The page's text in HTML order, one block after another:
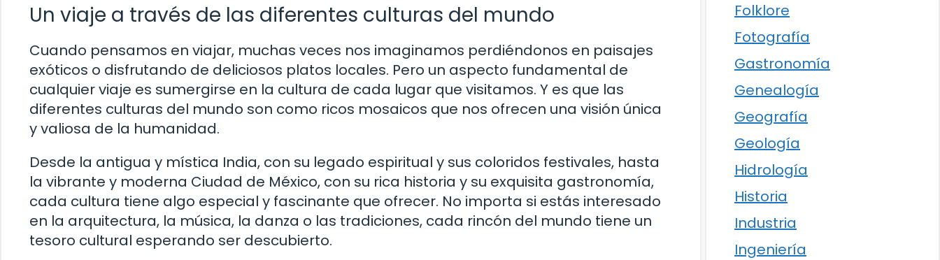
Un viaje a través de las diferentes culturas del mundo
Cuando pensamos en viajar, muchas veces nos imaginamos perdiéndonos en paisajes
exóticos o disfrutando de deliciosos platos locales. Pero un aspecto fundamental de
cualquier viaje es sumergirse en la cultura de cada lugar que visitamos. Y es que las
diferentes culturas del mundo son como ricos mosaicos que nos ofrecen una visión única
y valiosa de la humanidad.
Desde la antigua y mística India, con su legado espiritual y sus coloridos festivales, hasta
la vibrante y moderna Ciudad de México, con su rica historia y su exquisita gastronomía,
cada cultura tiene algo especial y fascinante que ofrecer. No importa si estás interesado
en la arquitectura, la música, la danza o las tradiciones, cada rincón del mundo tiene un
tesoro cultural esperando ser descubierto.
Folklore
Fotografía
Gastronomía
Genealogía
Geografía
Geología
Hidrología
Historia
Industria
Ingeniería